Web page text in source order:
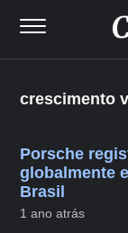
crescimento
Porsche
globalmente
Brasil
1 ano atrás